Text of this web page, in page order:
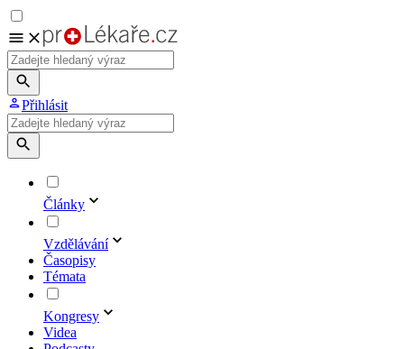
Přihlásit
Články
Vzdělávání
Časopisy
Témata
Kongresy
Videa